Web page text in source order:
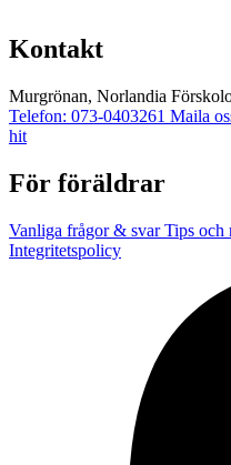
Kontakt
Murgrönan, Norlandia
Telefon: 073-0403261 Maila
hit
För föräldrar
Vanliga frågor & svarTips och
Integritetspolicy